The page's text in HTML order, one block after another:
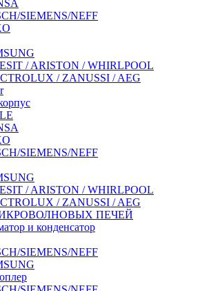
SIEMENS/NEFF
/ ARISTON / WHIRLPOOL
/ ZANUSSI / AEG
SIEMENS/NEFF
/ ARISTON / WHIRLPOOL
/ ZANUSSI / AEG
МИКРОВОЛНОВЫХ ПЕЧЕЙ
и конденсатор
SIEMENS/NEFF